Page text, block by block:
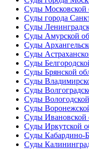
Суды Московской
Суды города
Суды
Суды Амурской
Суды
Суды
Суды
Суды Брянской
Суды
Суды
Суды
Суды
Суды Ивановской
Суды Иркутской
Суды Кабардино-
Суды